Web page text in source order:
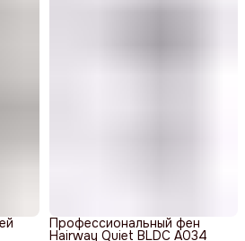
Профессиональный фен
Hairway Quiet BLDC A034